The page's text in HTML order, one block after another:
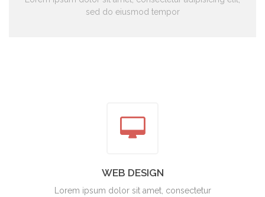
sed do eiusmod tempor
WEB DESIGN
Lorem ipsum dolor sit amet, consectetur